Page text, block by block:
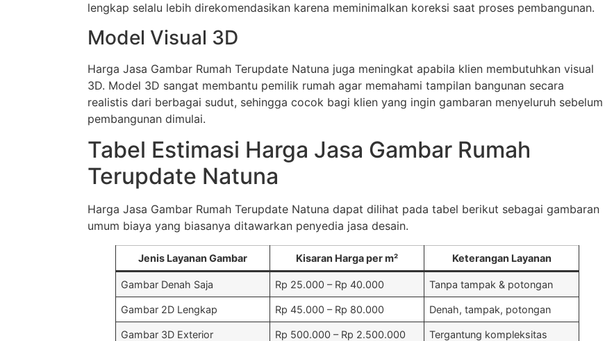
lengkap selalu lebih direkomendasikan karena meminimalkan koreksi saat proses pembangunan.
Model Visual 3D
Harga Jasa Gambar Rumah Terupdate Natuna juga meningkat apabila klien membutuhkan visual
3D. Model 3D sangat membantu pemilik rumah agar memahami tampilan bangunan secara
realistis dari berbagai sudut, sehingga cocok bagi klien yang ingin gambaran menyeluruh sebelum
pembangunan dimulai.
Tabel Estimasi Harga Jasa Gambar Rumah
Terupdate Natuna
Harga Jasa Gambar Rumah Terupdate Natuna dapat dilihat pada tabel berikut sebagai gambaran
umum biaya yang biasanya ditawarkan penyedia jasa desain.
Jenis Layanan Gambar Kisaran Harga per m² Keterangan Layanan
Gambar Denah Saja Rp 25.000 – Rp 40.000 Tanpa tampak & potongan
Gambar 2D Lengkap Rp 45.000 – Rp 80.000 Denah, tampak, potongan
Gambar 3D Exterior Rp 500.000 – Rp 2.500.000 Tergantung kompleksitas